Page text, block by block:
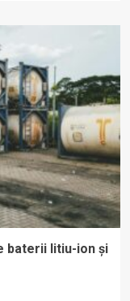
baterii litiu-ion și